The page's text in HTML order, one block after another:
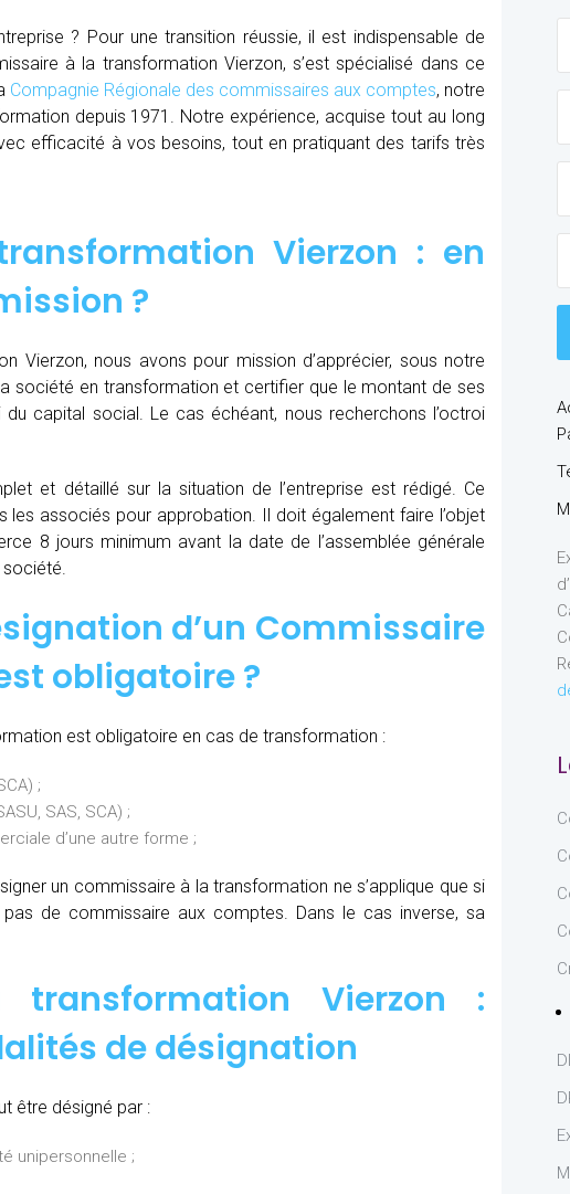
? Pour une transition réussie, il est indispensable de
à la transformation Vierzon, s’est spécialisé dans ce
Compagnie Régionale des commissaires aux comptes, notre
depuis 1971. Notre expérience, acquise tout au long
efficacité à vos besoins, tout en pratiquant des tarifs très
Vierzon : en
?
Vierzon, nous avons pour mission d’apprécier, sous notre
société en transformation et certifier que le montant de ses
capital social. Le cas échéant, nous recherchons l’octroi
et détaillé sur la situation de l’entreprise est rédigé. Ce
associés pour approbation. Il doit également faire l’objet
8 jours minimum avant la date de l’assemblée générale
société.
d’un Commissaire
obligatoire ?
est obligatoire en cas de transformation :
;
SAS, SCA) ;
d’une autre forme ;
un commissaire à la transformation ne s’applique que si
de commissaire aux comptes. Dans le cas inverse, sa
Vierzon :
de désignation
être désigné par :
unipersonnelle ;